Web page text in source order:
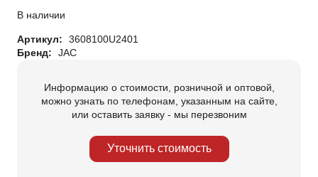
В наличии
Артикул:
3608100U2401
Бренд:
JAC
Информацию о стоимости, розничной и оптовой,
можно узнать по телефонам, указанным на сайте,
или оставить заявку - мы перезвоним
Уточнить стоимость